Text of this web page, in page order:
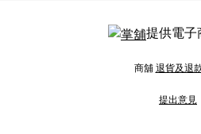
提供電子
商舖退貨及退
提出意見